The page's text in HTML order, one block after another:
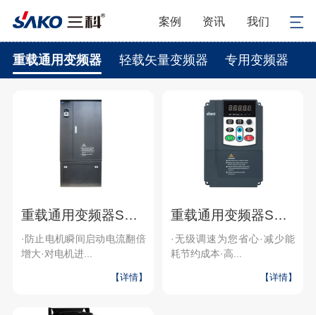
案例 资讯 我们
重载通用变频器 轻载矢量变频器 专用变频器
重载通用变频器SKI300A
·防止电机瞬间启动电流翻倍
增大·对电机进...
【详情】
重载通用变频器SKI600
·无级调速为您省心·减少能
耗节约成本·高...
【详情】